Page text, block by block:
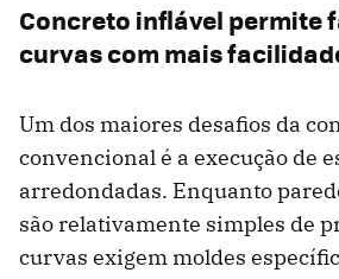
Concreto inflável permite
curvas com mais
Um dos maiores desafios da
convencional é a execução de
arredondadas. Enquanto
são relativamente simples de
curvas exigem moldes